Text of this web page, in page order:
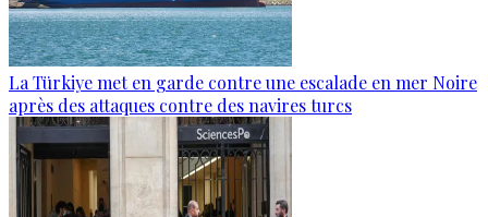
La Türkiye met en garde contre une escalade en mer Noire
après des attaques contre des navires turcs